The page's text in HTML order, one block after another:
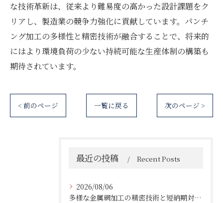
な技術革新は、従来より難易度の高かった設計課題をク
リアし、製造業の競争力強化に貢献しています。パンチ
ング加工の多様性と精密技術が融合することで、将来的
にはより環境負荷の少ない持続可能な生産体制の構築も
期待されています。
< 前のページ 一覧に戻る 次のページ >
最近の投稿 Recent Posts
2026/08/06
多様な金属網加工の精密技術と短納期対応の実例